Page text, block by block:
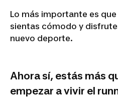
Lo más importante es
sientas cómodo y
nuevo deporte.
Ahora sí, estás más
empezar a vivir el